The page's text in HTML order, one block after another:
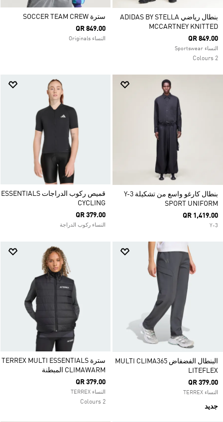
بنطال رياضي ADIDAS BY STELLA
MCCARTNEY KNITTED
QR 849.00
النساء Sportswear
2 Colours
سترة SOCCER TEAM CREW
QR 849.00
النساء Originals
بنطال كارغو واسع من تشكيلة Y-3
SPORT UNIFORM
QR 1,419.00
Y-3
قميص ركوب الدراجات ESSENTIALS
CYCLING
QR 379.00
النساء ركوب الدراجة
البنطال الفضفاض MULTI CLIMA365
LITEFLEX
QR 379.00
النساء TERREX
جديد
سترة TERREX MULTI ESSENTIALS
CLIMAWARM المبطنة
QR 379.00
النساء TERREX
2 Colours